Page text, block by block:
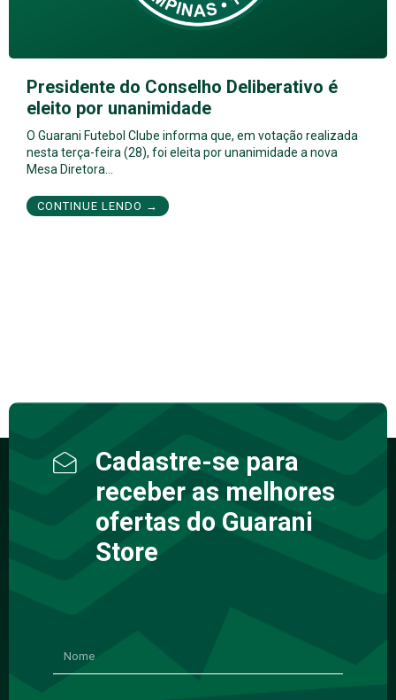
Presidente do Conselho Deliberativo é
eleito por unanimidade
O Guarani Futebol Clube informa que, em votação realizada
nesta terça-feira (28), foi eleita por unanimidade a nova
Mesa Diretora…
CONTINUE LENDO →
Cadastre-se para
receber as melhores
ofertas do Guarani
Store